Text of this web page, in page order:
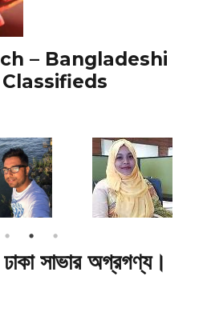
– Bangladeshi
সাভার অগ্রগণ্য।